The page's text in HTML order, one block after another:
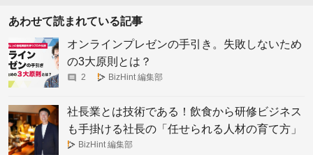
あわせて読まれている記事
オンラインプレゼンの手引き。失敗しないため
の3大原則とは？
2 BizHint 編集部
社長業とは技術である！飲食から研修ビジネス
も手掛ける社長の「任せられる人材の育て方」
BizHint 編集部